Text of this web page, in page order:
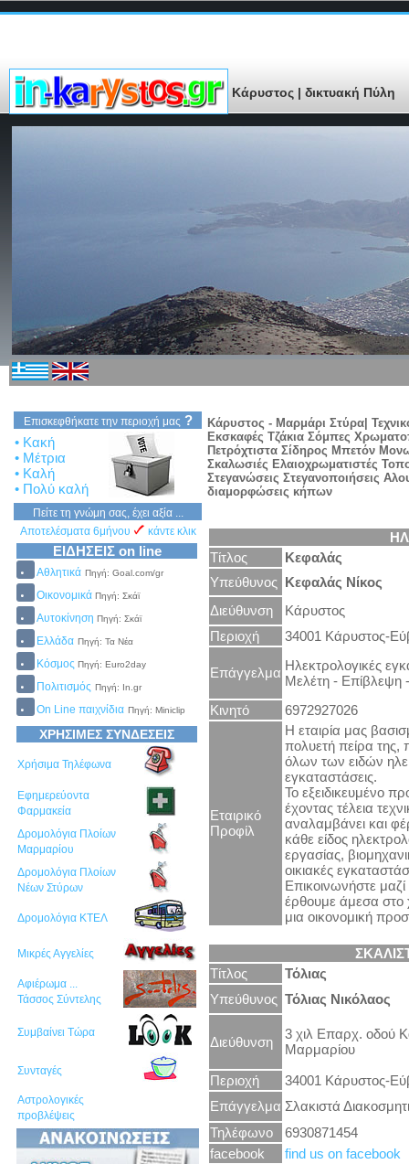
Κάρυστος | δικτυακή Πύλη
Επισκεφθήκατε την περιοχή μας ?
• Κακή
• Μέτρια
• Καλή
• Πολύ καλή
Πείτε τη γνώμη σας, έχει αξία ...
Αποτελέσματα 6μήνου
κάντε κλικ
ΕΙΔΗΣΕΙΣ on line
Αθλητικά Πηγή: Goal.com/gr
Οικονομικά Πηγή: Σκάϊ
Αυτοκίνηση Πηγή: Σκάϊ
Ελλάδα Πηγή: Τα Νέα
Κόσμος Πηγή: Euro2day
Πολιτισμός Πηγή: In.gr
On Line παιχνίδια Πηγή: Miniclip
ΧΡΗΣΙΜΕΣ ΣΥΝΔΕΣΕΙΣ
Χρήσιμα Τηλέφωνα
Εφημερεύοντα
Φαρμακεία
Δρομολόγια Πλοίων
Μαρμαρίου
Δρομολόγια Πλοίων
Νέων Στύρων
Δρομολόγια ΚΤΕΛ
Μικρές Αγγελίες
Αφιέρωμα ...
Τάσσος Σύντελης
Συμβαίνει Τώρα
Συνταγές
Αστρολογικές
προβλέψεις
Κάρυστος - Μαρμάρι Στύρα|
Εκσκαφές Τζάκια Σόμπες
Πετρόχτιστα Σίδηρος Μπετόν
Σκαλωσιές Ελαιοχρωματιστές
Στεγανώσεις Στεγανοποιήσεις
διαμορφώσεις κήπων
Τίτλος
Κεφαλάς
Υπεύθυνος Κεφαλάς Νίκος
Διεύθυνση
Κάρυστος
Περιοχή
34001 Κάρυστος-
Επάγγελμα Ηλεκτρολογικές
Μελέτη - Επίβλεψη
Κινητό
6972927026
Εταιρικό
Προφίλ
Η εταιρία μας
πολυετή πείρα της,
όλων των ειδών
εγκαταστάσεις.
Το εξειδικευμένο
έχοντας τέλεια
αναλαμβάνει και
κάθε είδος
εργασίας,
οικιακές
Επικοινωνήστε
έρθουμε άμεσα στο
μια οικονομική
Τίτλος
Τόλιας
Υπεύθυνος Τόλιας Νικόλαος
Διεύθυνση
3 χιλ Επαρχ. οδού
Μαρμαρίου
Περιοχή
34001 Κάρυστος-
Επάγγελμα Σλακιστά
Τηλέφωνο
6930871454
facebook
find us on facebook